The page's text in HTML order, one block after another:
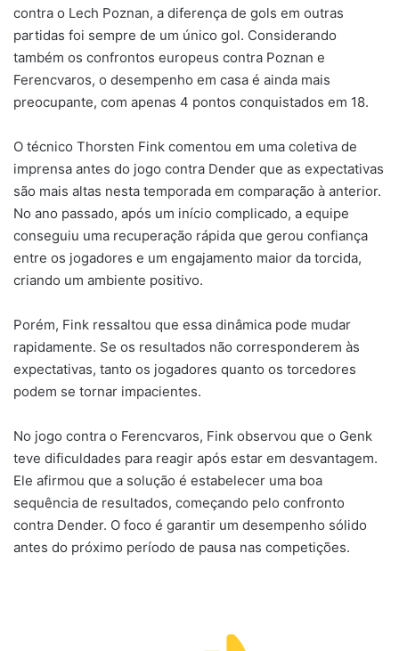
contra o Lech Poznan, a diferença de gols em outras
partidas foi sempre de um único gol. Considerando
também os confrontos europeus contra Poznan e
Ferencvaros, o desempenho em casa é ainda mais
preocupante, com apenas 4 pontos conquistados em 18.
O técnico Thorsten Fink comentou em uma coletiva de
imprensa antes do jogo contra Dender que as expectativas
são mais altas nesta temporada em comparação à anterior.
No ano passado, após um início complicado, a equipe
conseguiu uma recuperação rápida que gerou confiança
entre os jogadores e um engajamento maior da torcida,
criando um ambiente positivo.
Porém, Fink ressaltou que essa dinâmica pode mudar
rapidamente. Se os resultados não corresponderem às
expectativas, tanto os jogadores quanto os torcedores
podem se tornar impacientes.
No jogo contra o Ferencvaros, Fink observou que o Genk
teve dificuldades para reagir após estar em desvantagem.
Ele afirmou que a solução é estabelecer uma boa
sequência de resultados, começando pelo confronto
contra Dender. O foco é garantir um desempenho sólido
antes do próximo período de pausa nas competições.